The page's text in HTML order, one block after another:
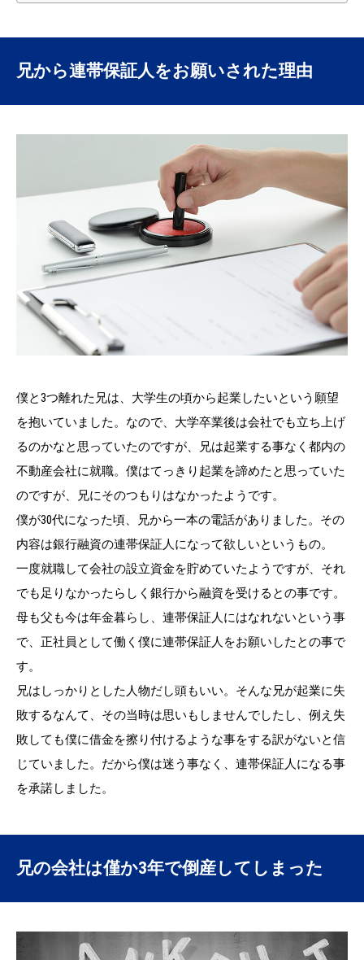
兄から連帯保証人をお願いされた理由
僕と3つ離れた兄は、大学生の頃から起業したいという願望
を抱いていました。なので、大学卒業後は会社でも立ち上げ
るのかなと思っていたのですが、兄は起業する事なく都内の
不動産会社に就職。僕はてっきり起業を諦めたと思っていた
のですが、兄にそのつもりはなかったようです。
僕が30代になった頃、兄から一本の電話がありました。その
内容は銀行融資の連帯保証人になって欲しいというもの。
一度就職して会社の設立資金を貯めていたようですが、それ
でも足りなかったらしく銀行から融資を受けるとの事です。
母も父も今は年金暮らし、連帯保証人にはなれないという事
で、正社員として働く僕に連帯保証人をお願いしたとの事で
す。
兄はしっかりとした人物だし頭もいい。そんな兄が起業に失
敗するなんて、その当時は思いもしませんでしたし、例え失
敗しても僕に借金を擦り付けるような事をする訳がないと信
じていました。だから僕は迷う事なく、連帯保証人になる事
を承諾しました。
兄の会社は僅か3年で倒産してしまった